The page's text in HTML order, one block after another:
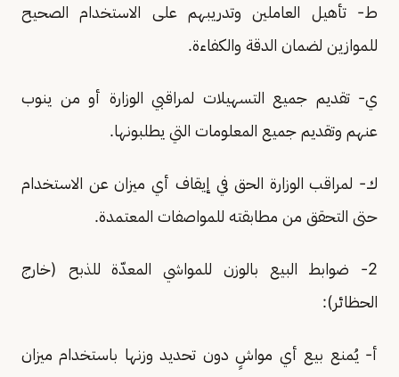
ط- تأهيل العاملين وتدريبهم على الاستخدام الصحيح
للموازين لضمان الدقة والكفاءة.
ي- تقديم جميع التسهيلات لمراقبي الوزارة أو من ينوب
عنهم وتقديم جميع المعلومات التي يطلبونها.
ك- لمراقب الوزارة الحق في إيقاف أي ميزان عن الاستخدام
حتى التحقق من مطابقته للمواصفات المعتمدة.
2- ضوابط البيع بالوزن للمواشي المعدّة للذبح (خارج
الحظائر):
أ- يُمنع بيع أي مواشٍ دون تحديد وزنها باستخدام ميزان